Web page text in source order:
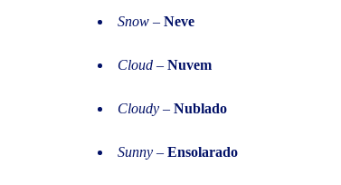
Snow – Neve
Cloud – Nuvem
Cloudy – Nublado
Sunny – Ensolarado